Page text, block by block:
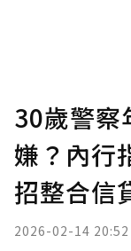
30歲警察
嫌？內行
招整合信
2026-02-14 20:52